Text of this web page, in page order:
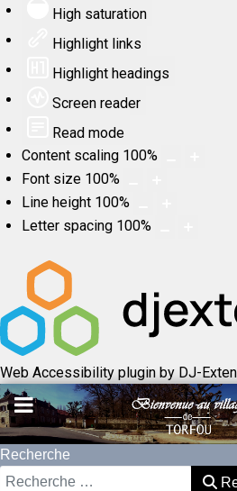
High saturation
Highlight links
Highlight headings
Screen reader
Read mode
Content scaling 100%
Font size 100%
Line height 100%
Letter spacing 100%
Web Accessibility plugin by DJ-
Recherche